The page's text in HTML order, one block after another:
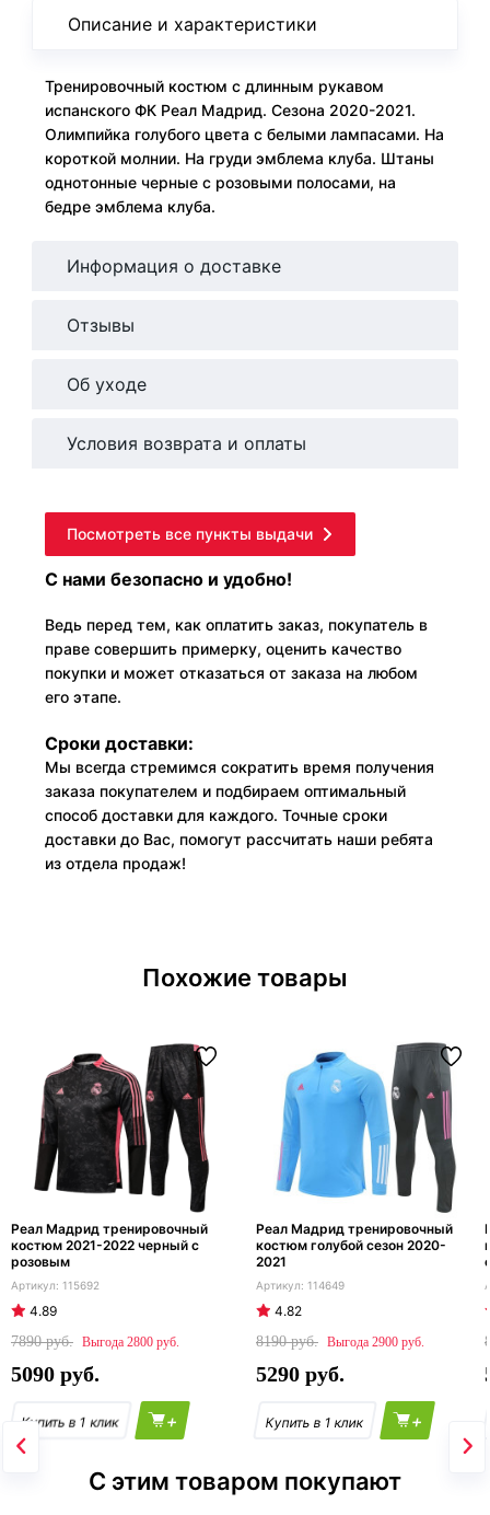
Описание и характеристики
Тренировочный костюм с длинным рукавом
испанского ФК Реал Мадрид. Сезона 2020-2021.
Олимпийка голубого цвета с белыми лампасами. На
короткой молнии. На груди эмблема клуба. Штаны
однотонные черные с розовыми полосами, на
бедре эмблема клуба.
Информация о доставке
Отзывы
Об уходе
Условия возврата и оплаты
Посмотреть все пункты выдачи
С нами безопасно и удобно!
Ведь перед тем, как оплатить заказ, покупатель в
праве совершить примерку, оценить качество
покупки и может отказаться от заказа на любом
его этапе.
Сроки доставки:
Мы всегда стремимся сократить время получения
заказа покупателем и подбираем оптимальный
способ доставки для каждого. Точные сроки
доставки до Вас, помогут рассчитать наши ребята
из отдела продаж!
Похожие товары
Реал Мадрид тренировочный
костюм 2021-2022 черный с
розовым
115692
4.89
7890
2800
5090
+
Реал Мадрид тренировочный
костюм голубой сезон 2020-
2021
114649
4.82
8190
2900
5290
+
С этим товаром покупают